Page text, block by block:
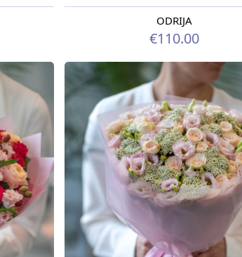
ODRIJA
€110.00